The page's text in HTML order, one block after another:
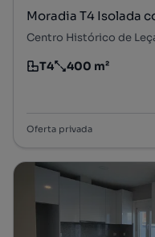
Moradia T4 Isolada
Tipologia
T4
Preço por metro
400 m²
Oferta privada